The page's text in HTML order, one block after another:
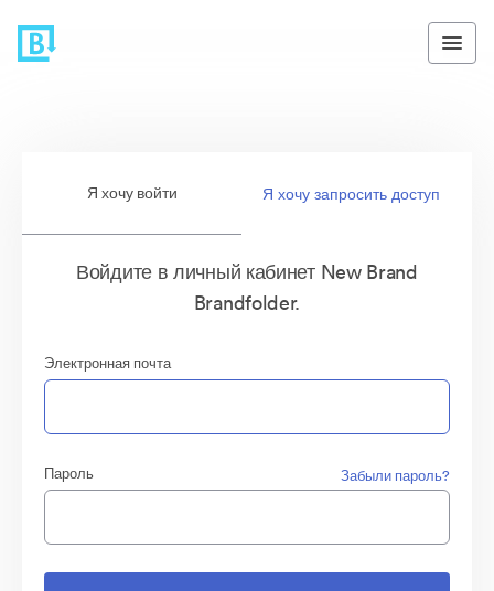
Я хочу войти Я хочу запросить доступ
Войдите в личный кабинет New Brand
Brandfolder.
Электронная почта
Пароль Забыли пароль?